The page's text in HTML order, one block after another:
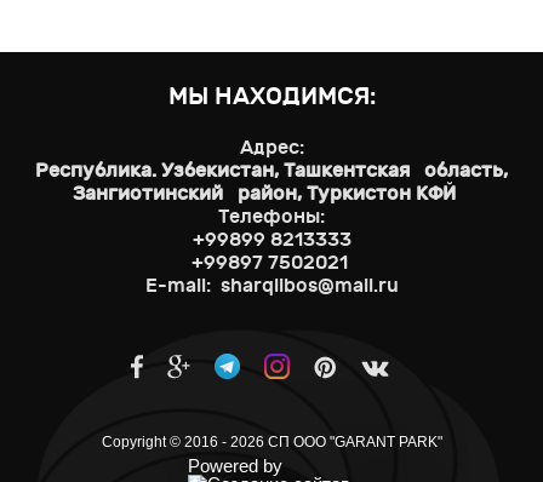
МЫ НАХОДИМСЯ:
Адрес:
Республика. Узбекистан, Ташкентская область,
Зангиотинский район, Туркистон КФЙ
Телефоны:
+99899 8213333
+99897 7502021
E-mail: sharqlibos@mail.ru
Copyright © 2016 - 2026 СП ООО "GARANT PARK"
Powered by